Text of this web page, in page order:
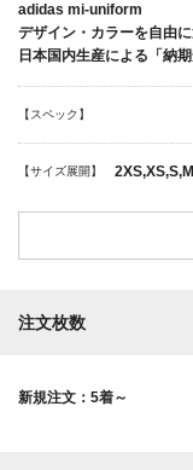
adidas mi-uniform
デザイン・カラーを自由
日本国内生産による「納
【スペック】
【サイズ展開】
注文枚数
新規注文：5着～